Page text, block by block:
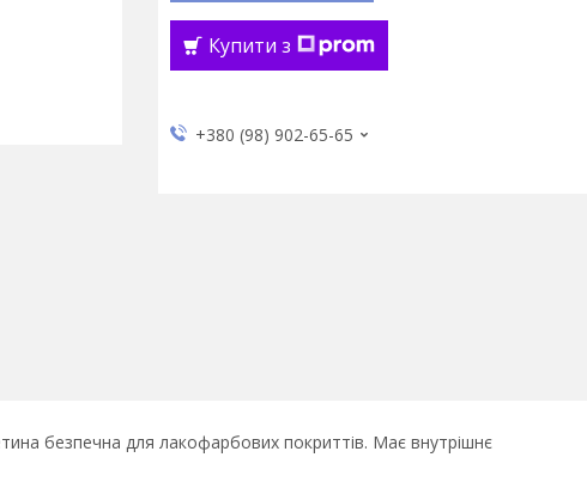
Купити з
+380 (98) 902-65-65
безпечна для лакофарбових покриттів. Має внутрішнє